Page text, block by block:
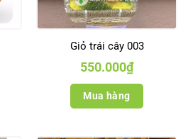
Giỏ trái cây 003
550.000₫
Mua hàng